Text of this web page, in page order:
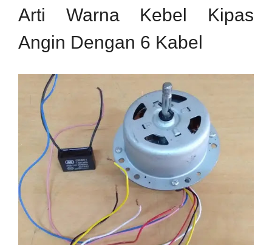
Arti Warna Kebel Kipas
Angin Dengan 6 Kabel